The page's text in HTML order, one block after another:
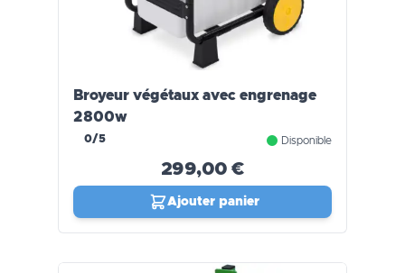
Broyeur végétaux avec engrenage
2800w
0/5 Disponible
299,00 €
Ajouter panier